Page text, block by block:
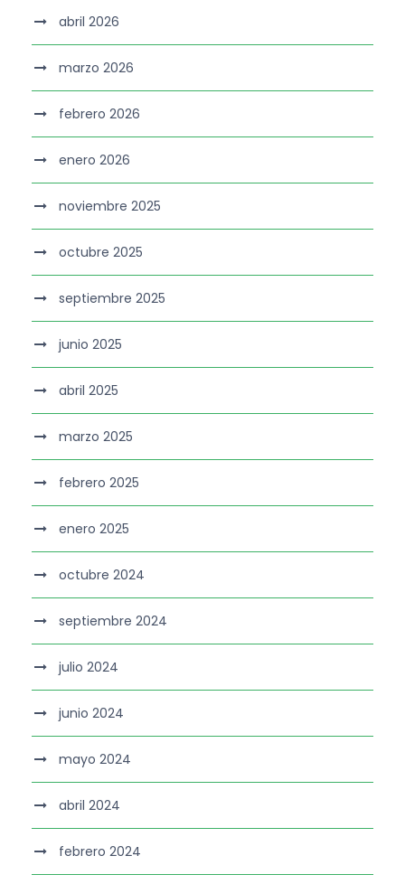
abril 2026
marzo 2026
febrero 2026
enero 2026
noviembre 2025
octubre 2025
septiembre 2025
junio 2025
abril 2025
marzo 2025
febrero 2025
enero 2025
octubre 2024
septiembre 2024
julio 2024
junio 2024
mayo 2024
abril 2024
febrero 2024